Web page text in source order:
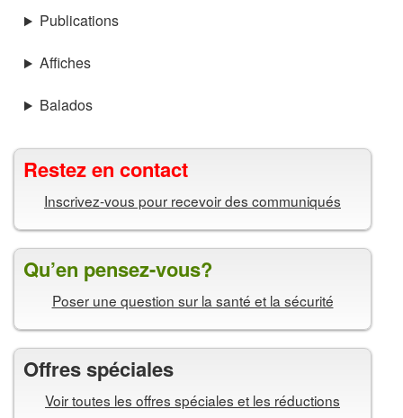
Publications
Affiches
Balados
Restez en contact
Inscrivez-vous pour recevoir des communiqués
Qu’en pensez-vous?
Poser une question sur la santé et la sécurité
Offres spéciales
Voir toutes les offres spéciales et les réductions